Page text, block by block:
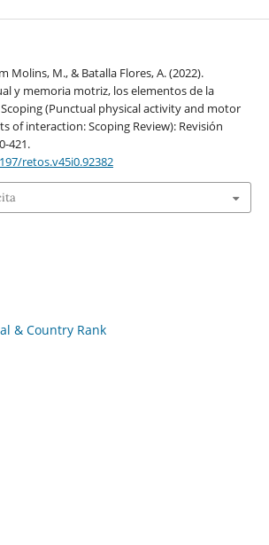
Molins, M., & Batalla Flores, A. (2022).
y memoria motriz, los elementos de la
(Punctual physical activity and motor
of interaction: Scoping Review): Revisión
421.
retos.v45i0.92382